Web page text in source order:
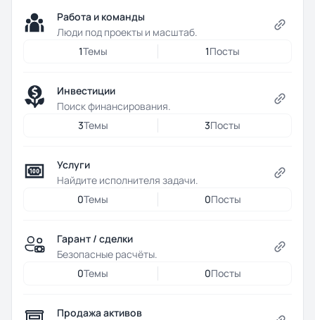
Работа и команды
Люди под проекты и масштаб.
1Темы 1Посты
Инвестиции
Поиск финансирования.
3Темы 3Посты
Услуги
Найдите исполнителя задачи.
0Темы 0Посты
Гарант / сделки
Безопасные расчёты.
0Темы 0Посты
Продажа активов